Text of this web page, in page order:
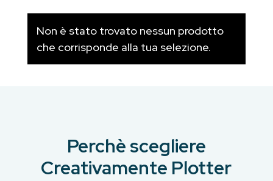
Non è stato trovato nessun prodotto
che corrisponde alla tua selezione.
Perchè scegliere
Creativamente Plotter